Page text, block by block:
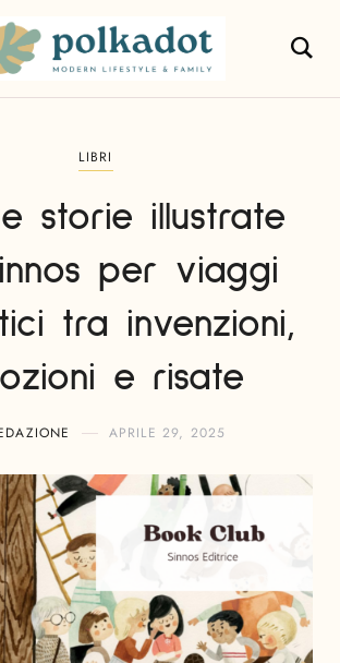
LIBRI
storie illustrate
per viaggi
tra invenzioni,
e risate
APRILE 29, 2025